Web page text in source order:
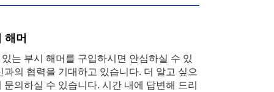
해머
는 부시 해머를 구입하시면 안심하실 수 있
과의 협력을 기대하고 있습니다. 더 알고 싶으
의하실 수 있습니다. 시간 내에 답변해 드리